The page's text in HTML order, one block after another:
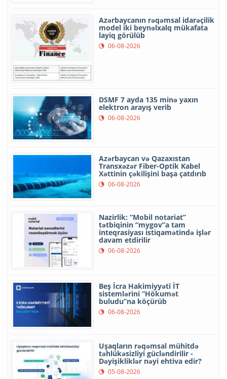
Azərbaycanın rəqəmsal idarəçilik
model iki beynəlxalq mükafata
layiq görülüb
06-08-2026
DSMF 7 ayda 135 minə yaxın
elektron arayış verib
06-08-2026
Azərbaycan və Qazaxıstan
Transxəzər Fiber-Optik Kabel
Xəttinin çəkilişini başa çatdırıb
06-08-2026
Nazirlik: “Mobil notariat”
tətbiqinin “mygov”a tam
inteqrasiyası istiqamətində işlər
davam etdirilir
06-08-2026
Beş İcra Hakimiyyəti İT
sistemlərini “Hökumət
buludu”na köçürüb
06-08-2026
Uşaqların rəqəmsal mühitdə
təhlükəsizliyi gücləndirilir -
Dəyişikliklər nəyi ehtiva edir?
05-08-2026